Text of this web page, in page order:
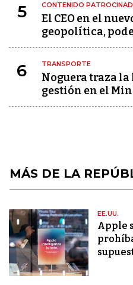
5 CONTENIDO
El CEO en el
geopolítica,
6 TRANSPORTE
Noguera traza la
gestión en el
MÁS DE LA
EE.UU.
Apple